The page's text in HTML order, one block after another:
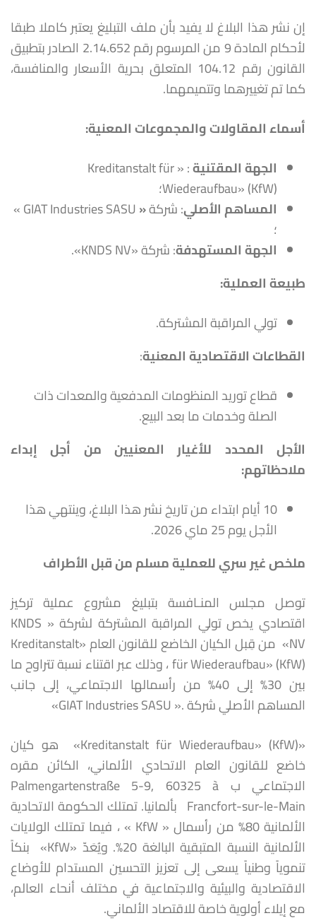
إن نشر هذا البلاغ لا يفيد بأن ملف التبليغ يعتبر كاملا طبقا
لأحكام المادة 9 من المرسوم رقم 2.14.652 الصادر بتطبيق
القانون رقم 104.12 المتعلق بحرية الأسعار والمنافسة،
كما تم تغييرهما وتتميمهما.
أسماء المقاولات والمجموعات المعنية:
الجهة المقتنية
: « Kreditanstalt für
Wiederaufbau» (KfW)؛
المساهم الأصلي: شركة«
GIAT Industries SASU »
؛
الجهة المستهدفة: شركة «KNDS NV».
طبيعة العملية:
تولي المراقبة المشتركة.
القطاعات الاقتصادية المعنية:
قطاع توريد المنظومات المدفعية والمعدات ذات
الصلة وخدمات ما بعد البيع.
الأجل المحدد للأغيار المعنيين من أجل إبداء
ملاحظاتهم:
10 أيام ابتداء من تاريخ نشر هذا البلاغ، وينتهي هذا
الأجل يوم 25 ماي 2026.
ملخص غير سري للعملية مسلم من قبل الأطراف
توصل مجلس المنـافسة بتبليغ مشروع عملية تركيز
اقتصادي يخص تولي المراقبة المشتركة لشركة « KNDS
NV» من قِبل الكيان الخاضع للقانون العام «Kreditanstalt
für Wiederaufbau» (KfW) ، وذلك عبر اقتناء نسبة تتراوح ما
بين 30% إلى 40% من رأسمالها الاجتماعي، إلى جانب
المساهم الأصلي شركة .« GIAT Industries SASU»
«Kreditanstalt für Wiederaufbau» (KfW)» هو كيان
خاضع للقانون العام الاتحادي الألماني، الكائن مقره
الاجتماعي ب Palmengartenstraße 5-9, 60325 à
Francfort-sur-le-Main بألمانيا. تمتلك الحكومة الاتحادية
الألمانية 80% من رأسمال « KfW » ، فيما تمتلك الولايات
الألمانية النسبة المتبقية البالغة 20%. ويُعَدّ «KfW» بنكاً
تنموياً وطنياً يسعى إلى تعزيز التحسين المستدام للأوضاع
الاقتصادية والبيئية والاجتماعية في مختلف أنحاء العالم،
مع إيلاء أولوية خاصة للاقتصاد الألماني.